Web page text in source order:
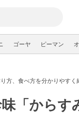
ゴーヤ ピーマン
方、食べ方を分かりやすく
味「から